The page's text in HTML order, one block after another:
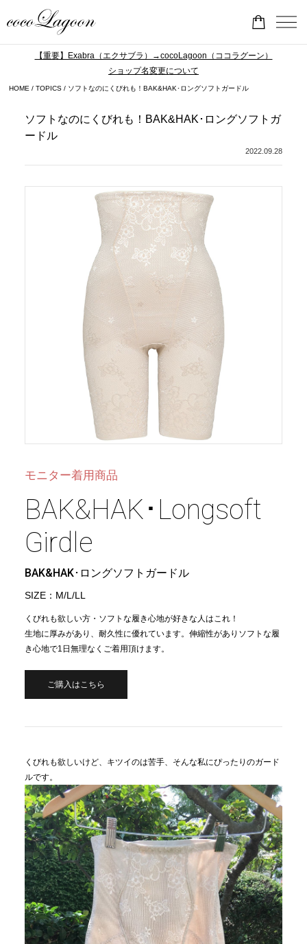
【重要】Exabra（エクサブラ）→cocoLagoon（ココラグーン）
ショップ名変更について
HOME TOPICS ソフトなのにくびれも！BAK&HAK･ロングソフトガードル
ソフトなのにくびれも！BAK&HAK･ロングソフトガ
ードル
2022.09.28
モニター着用商品
BAK&HAK･Longsoft
Girdle
BAK&HAK･ロングソフトガードル
SIZE：M/L/LL
くびれも欲しい方・ソフトな履き心地が好きな人はこれ！
生地に厚みがあり、耐久性に優れています。伸縮性がありソフトな履
き心地で1日無理なくご着用頂けます。
ご購入はこちら
くびれも欲しいけど、キツイのは苦手、そんな私にぴったりのガード
ルです。